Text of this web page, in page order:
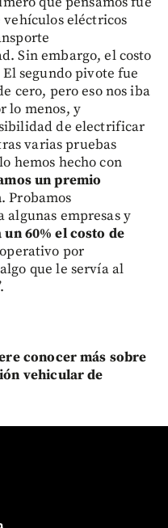
eléctricos
Sin embargo, el costo
segundo pivote fue
cero, pero eso nos iba
lo menos, y
de electrificar
varias pruebas
hemos hecho con
un premio
. Probamos
empresas y
60% el costo de
por
que le servía al
conocer más sobre
vehicular de